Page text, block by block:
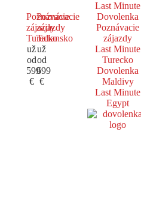
Poznávacie
zájazdy
Turecko
už
od
599
€
Poznávacie
zájazdy
Taliansko
už
od
699
€
Last Minute
Dovolenka
Poznávacie
zájazdy
Last Minute
Turecko
Dovolenka
Maldivy
Last Minute
Egypt